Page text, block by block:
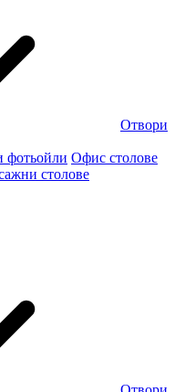
Отвори
фотьойли Офис столове
столове